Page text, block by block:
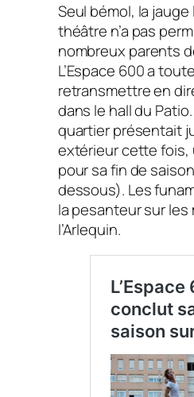
Seul bémol, la
théâtre n’a pas
nombreux parents
L’Espace 600 a
retransmettre en
dans le hall du
quartier présentait
extérieur cette fois,
pour sa fin de
dessous). Les
la pesanteur sur les
l’Arlequin.